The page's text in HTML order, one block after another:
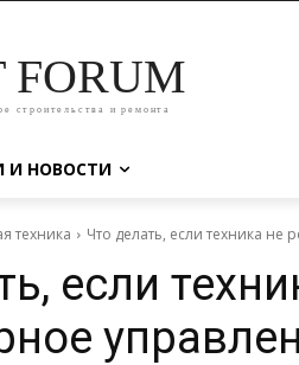
FORUM
строительства и ремонта
И НОВОСТИ
техника Что делать, если техника не
если